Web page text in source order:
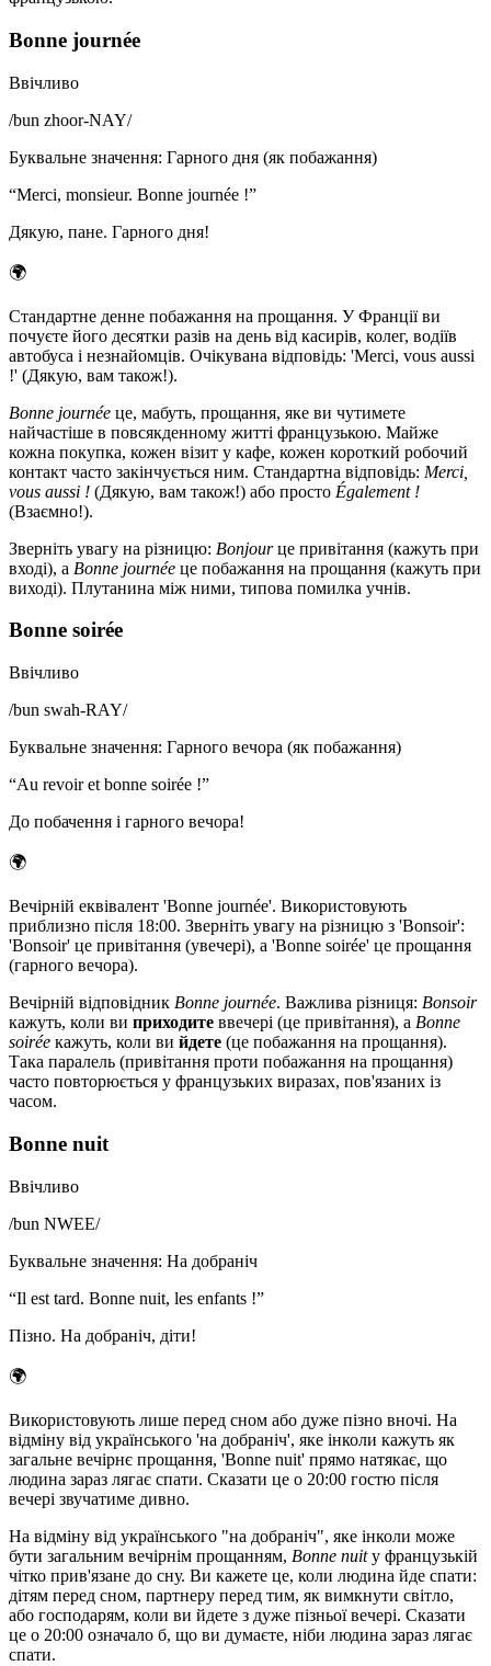
Bonne journée
Ввічливо
/bun zhoor-NAY/
Буквальне значення: Гарного дня (як побажання)
“Merci, monsieur. Bonne journée !”
Дякую, пане. Гарного дня!
🌍
Стандартне денне побажання на прощання. У Франції ви
почуєте його десятки разів на день від касирів, колег, водіїв
автобуса і незнайомців. Очікувана відповідь: 'Merci, vous aussi
!' (Дякую, вам також!).
Bonne journée це, мабуть, прощання, яке ви чутимете
найчастіше в повсякденному житті французькою. Майже
кожна покупка, кожен візит у кафе, кожен короткий робочий
контакт часто закінчується ним. Стандартна відповідь: Merci,
vous aussi ! (Дякую, вам також!) або просто Également !
(Взаємно!).
Зверніть увагу на різницю: Bonjourце привітання (кажуть при
вході), а Bonne journée це побажання на прощання (кажуть при
виході). Плутанина між ними, типова помилка учнів.
Bonne soirée
Ввічливо
/bun swah-RAY/
Буквальне значення: Гарного вечора (як побажання)
“Au revoir et bonne soirée !”
До побачення і гарного вечора!
🌍
Вечірній еквівалент 'Bonne journée'. Використовують
приблизно після 18:00. Зверніть увагу на різницю з 'Bonsoir':
'Bonsoir' це привітання (увечері), а 'Bonne soirée' це прощання
(гарного вечора).
Вечірній відповідник Bonne journée. Важлива різниця: Bonsoir
кажуть, коли ви приходите ввечері (це привітання), а Bonne
soirée кажуть, коли ви йдете (це побажання на прощання).
Така паралель (привітання проти побажання на прощання)
часто повторюється у французьких виразах, пов'язаних із
часом.
Bonne nuit
Ввічливо
/bun NWEE/
Буквальне значення: На добраніч
“Il est tard. Bonne nuit, les enfants !”
Пізно. На добраніч, діти!
🌍
Використовують лише перед сном або дуже пізно вночі. На
відміну від українського 'на добраніч', яке інколи кажуть як
загальне вечірнє прощання, 'Bonne nuit' прямо натякає, що
людина зараз лягає спати. Сказати це о 20:00 гостю після
вечері звучатиме дивно.
На відміну від українського "на добраніч", яке інколи може
бути загальним вечірнім прощанням, Bonne nuitу французькій
чітко прив'язане до сну. Ви кажете це, коли людина йде спати:
дітям перед сном, партнеру перед тим, як вимкнути світло,
або господарям, коли ви йдете з дуже пізньої вечері. Сказати
це о 20:00 означало б, що ви думаєте, ніби людина зараз лягає
спати.